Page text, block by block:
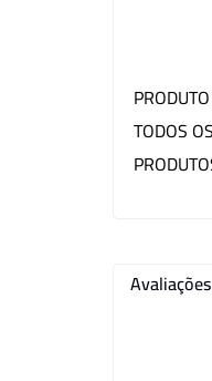
TODOS
Avaliações